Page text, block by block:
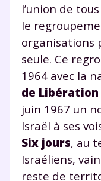
l’union de
le
organisations
seule. Ce
1964 avec la
de Libération
juin 1967 un
Israël à ses
Six jours, au
Israéliens,
reste de